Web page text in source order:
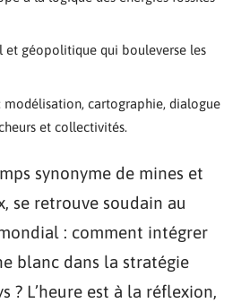
et géopolitique qui bouleverse les
modélisation, cartographie, dialogue
et collectivités.
synonyme de mines et
se retrouve soudain au
: comment intégrer
blanc dans la stratégie
? L’heure est à la réflexion,